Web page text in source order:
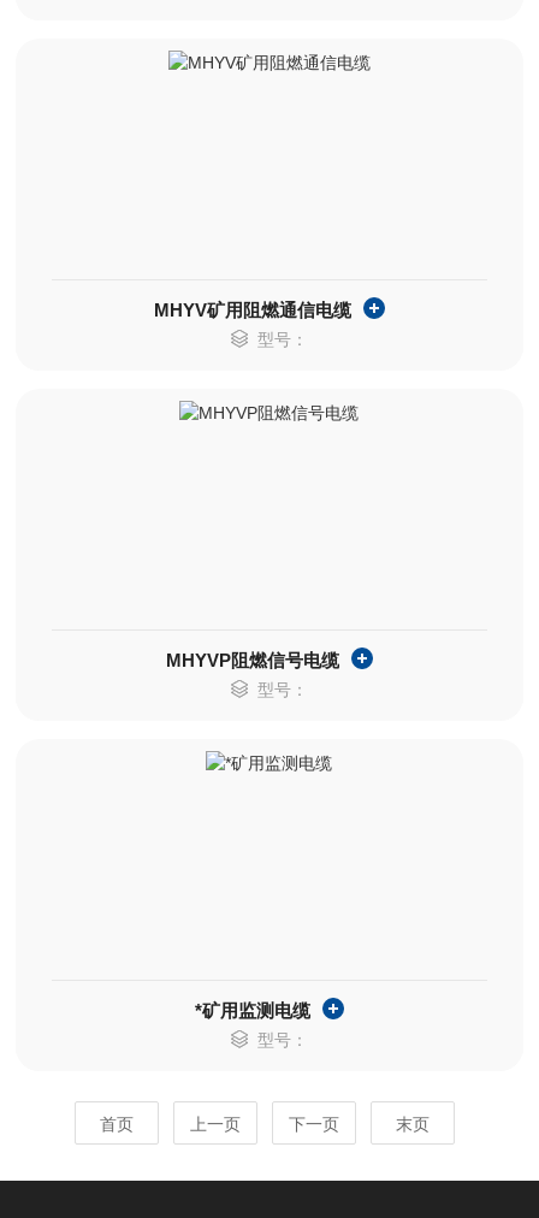
MHYV矿用阻燃通信电缆
型号：
MHYVP阻燃信号电缆
型号：
*矿用监测电缆
型号：
首页 上一页 下一页 末页